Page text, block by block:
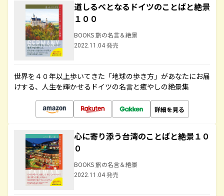
道しるべとなるドイツのことばと絶景
１００
BOOKS 旅の名言＆絶景
2022.11.04 発売
世界を４０年以上歩いてきた「地球の歩き方」があなたにお届
けする、人生を輝かせるドイツの名言と癒やしの絶景集
詳細を見る
心に寄り添う台湾のことばと絶景１０
０
BOOKS 旅の名言＆絶景
2022.11.04 発売